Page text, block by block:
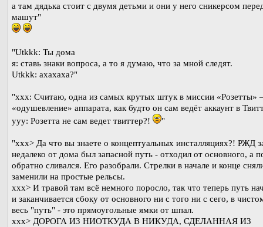
а там дядька стоит с двумя детьми и они у него сникерсом
машут"
"Utkkk: Ты дома
я: ставь знаки вопроса, а то я думаю, что за мной следят.
Utkkk: ахахаха?"
"xxx: Считаю, одна из самых крутых штук в миссии «Розетты»
«одушевление» аппарата, как будто он сам ведёт аккаунт в
yyy: Розетта не сам ведет твиттер?!
"
"xxx> Да что вы знаете о концептуальных инсталляциях?! РЖД
недалеко от дома был запасной путь - отходил от основного, а
обратно сливался. Его разобрали. Стрелки в начале и конце
заменили на простые рельсы.
xxx> И травой там всё немного поросло, так что теперь путь
и заканчивается сбоку от основного ни с того ни с сего, в
весь "путь" - это прямоугольные ямки от шпал.
xxx> ДОРОГА ИЗ НИОТКУДА В НИКУДА, СДЕЛАННАЯ ИЗ